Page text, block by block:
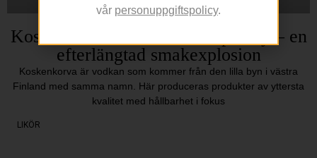
Koskenkorva Salmiakki Raspberry – en
efterlängtad smakexplosion
Koskenkorva är vodkan som kommer från den lilla byn i västra
Finland med samma namn. Här produceras produkter av yttersta
kvalitet med hållbarhet i fokus
LIKÖR
vår personuppgiftspolicy.